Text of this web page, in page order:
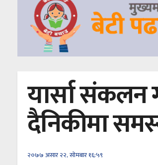
यार्सा संकलन
दैनिकीमा
२०७७ असार २२, सोमबार १६:५९